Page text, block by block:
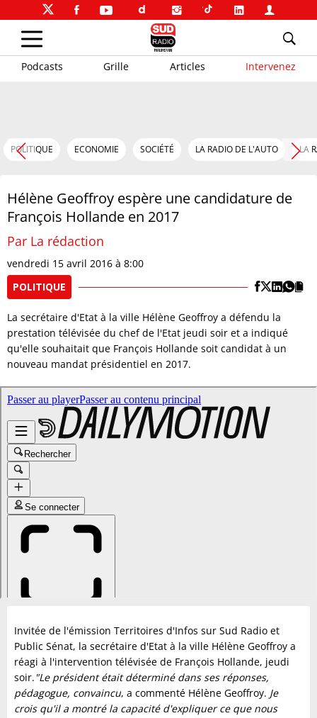
Podcasts Grille Articles Intervenez
POLITIQUE ECONOMIE SOCIÉTÉ LA RADIO DE L'AUTO LA
Hélène Geoffroy espère une candidature de
François Hollande en 2017
Par La rédaction
vendredi 15 avril 2016 à 8:00
POLITIQUE
La secrétaire d'Etat à la ville Hélène Geoffroy a défendu la
prestation télévisée du chef de l'Etat jeudi soir et a indiqué
qu'elle souhaitait que François Hollande soit candidat à un
nouveau mandat présidentiel en 2017.
Invitée de l'émission Territoires d'Infos sur Sud Radio et
Public Sénat, la secrétaire d'Etat à la ville Hélène Geoffroy a
réagi à l'intervention télévisée de François Hollande, jeudi
soir."Le président était déterminé dans ses réponses,
pédagogue, convaincu, a commenté Hélène Geoffroy. Je
crois qu'il a montré la capacité d'expliquer ce que nous